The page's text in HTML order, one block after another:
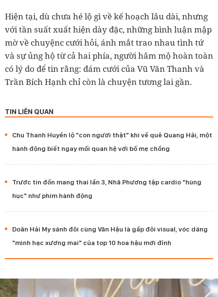
Hiện tại, dù chưa hé lộ gì về kế hoạch lâu dài, nhưng
với tần suất xuất hiện dày đặc, những bình luận mập
mờ về chuyệnc cưới hỏi, ánh mắt trao nhau tình tứ
và sự ủng hộ từ cả hai phía, người hâm mộ hoàn toàn
có lý do để tin rằng: đám cưới của Vũ Văn Thanh và
Trần Bích Hạnh chỉ còn là chuyện tương lai gần.
TIN LIÊN QUAN
Chu Thanh Huyền lộ "con người thật" khi về quê Quang Hải, một
hành động biết ngay mối quan hệ với bố mẹ chồng
Trước tin đồn mang thai lần 3, Nhã Phương tập cardio "hùng
hục" như phim hành động
Doãn Hải My sánh đôi cùng Văn Hậu là gấp đôi visual, vóc dáng
"mình hạc xương mai" của top 10 hoa hậu mới đỉnh